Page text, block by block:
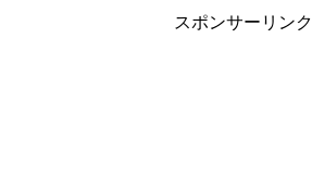
スポンサーリンク